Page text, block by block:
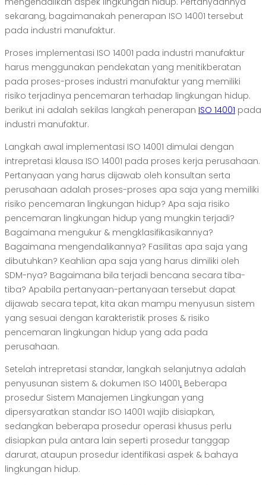
sekarang, bagaimanakah penerapan ISO 14001 tersebut
pada industri manufaktur.
Proses implementasi ISO 14001 pada industri manufaktur
harus menggunakan pendekatan yang menitikberatan
pada proses-proses industri manufaktur yang memiliki
risiko terjadinya pencemaran terhadap lingkungan hidup.
berikut ini adalah sekilas langkah penerapan ISO 14001 pada
industri manufaktur.
Langkah awal implementasi ISO 14001 dimulai dengan
intrepretasi klausa ISO 14001 pada proses kerja perusahaan.
Pertanyaan yang harus dijawab oleh konsultan serta
perusahaan adalah proses-proses apa saja yang memiliki
risiko pencemaran lingkungan hidup? Apa saja risiko
pencemaran lingkungan hidup yang mungkin terjadi?
Bagaimana mengukur & mengklasifikasikannya?
Bagaimana mengendalikannya? Fasilitas apa saja yang
dibutuhkan? Keahlian apa saja yang harus dimiliki oleh
SDM-nya? Bagaimana bila terjadi bencana secara tiba-
tiba? Apabila pertanyaan-pertanyaan tersebut dapat
dijawab secara tepat, kita akan mampu menyusun sistem
yang sesuai dengan karakteristik proses & risiko
pencemaran lingkungan hidup yang ada pada
perusahaan.
Setelah intrepretasi standar, langkah selanjutnya adalah
penyusunan sistem & dokumen ISO 14001. Beberapa
prosedur Sistem Manajemen Lingkungan yang
dipersyaratkan standar ISO 14001 wajib disiapkan,
sedangkan beberapa prosedur operasi khusus perlu
disiapkan pula antara lain seperti prosedur tanggap
darurat, ataupun prosedur identifikasi aspek & bahaya
lingkungan hidup.